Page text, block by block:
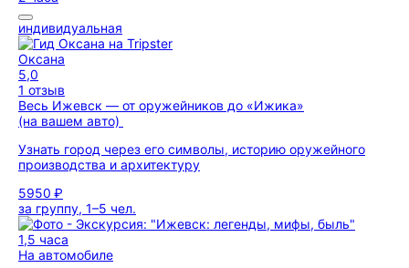
индивидуальная
Оксана
5,0
1 отзыв
Весь Ижевск — от оружейников до «Ижика»
(на вашем авто)
Узнать город через его символы, историю оружейного
производства и архитектуру
5950 ₽
за группу, 1–5 чел.
1,5 часа
На автомобиле